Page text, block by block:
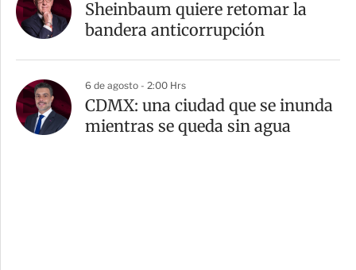
Sheinbaum quiere retomar la
bandera anticorrupción
6 de agosto - 2:00 Hrs
CDMX: una ciudad que se inunda
mientras se queda sin agua